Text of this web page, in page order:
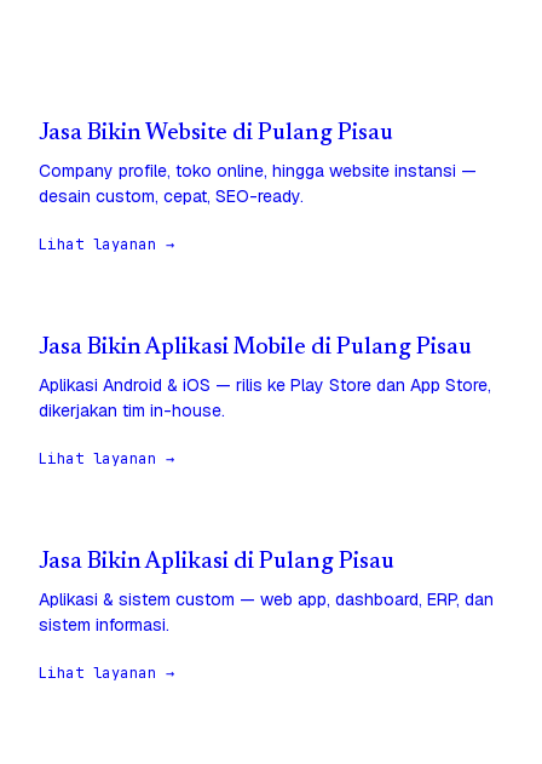
Jasa Bikin Website di Pulang Pisau
Company profile, toko online, hingga website instansi —
desain custom, cepat, SEO-ready.
Lihat layanan →
Jasa Bikin Aplikasi Mobile di Pulang Pisau
Aplikasi Android & iOS — rilis ke Play Store dan App Store,
dikerjakan tim in-house.
Lihat layanan →
Jasa Bikin Aplikasi di Pulang Pisau
Aplikasi & sistem custom — web app, dashboard, ERP, dan
sistem informasi.
Lihat layanan →